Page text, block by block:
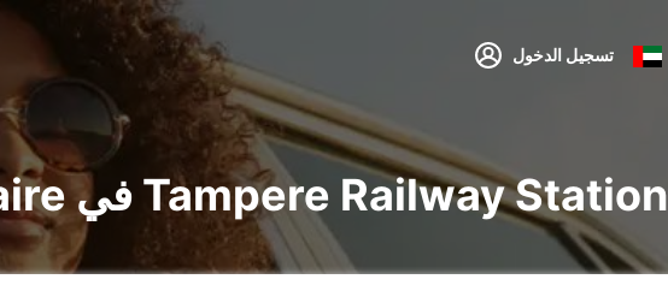
تسجيل الدخول
تأجير voiture و utilitaire في Tampere Railway Station